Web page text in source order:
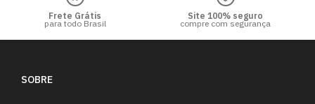
Frete Grátis
para todo Brasil
Site 100% seguro
compre com segurança
SOBRE